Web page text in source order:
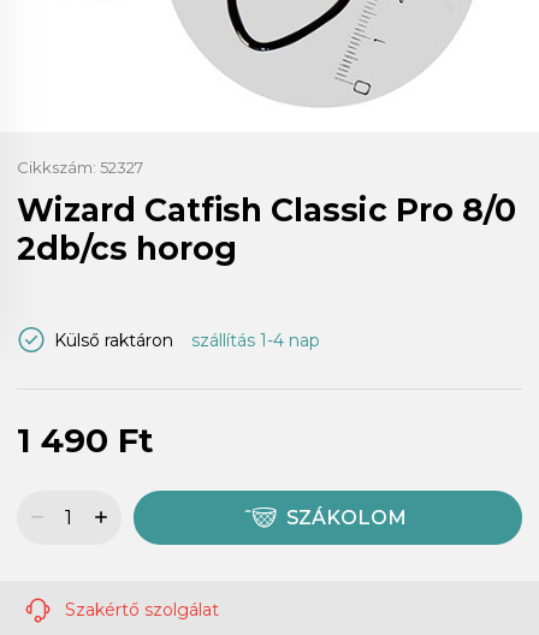
Cikkszám: 52327
Wizard Catfish Classic Pro 8/0
2db/cs horog
Külső raktáron szállítás 1-4 nap
1 490 Ft
SZÁKOLOM
Szakértő szolgálat